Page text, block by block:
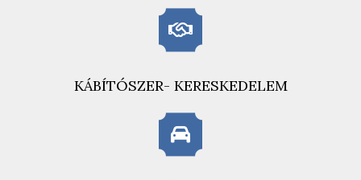
KÁBÍTÓSZER- KERESKEDELEM